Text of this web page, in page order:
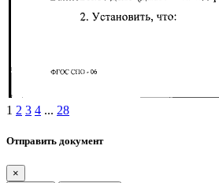
1 2 3 4 ... 28
Отправить документ
×